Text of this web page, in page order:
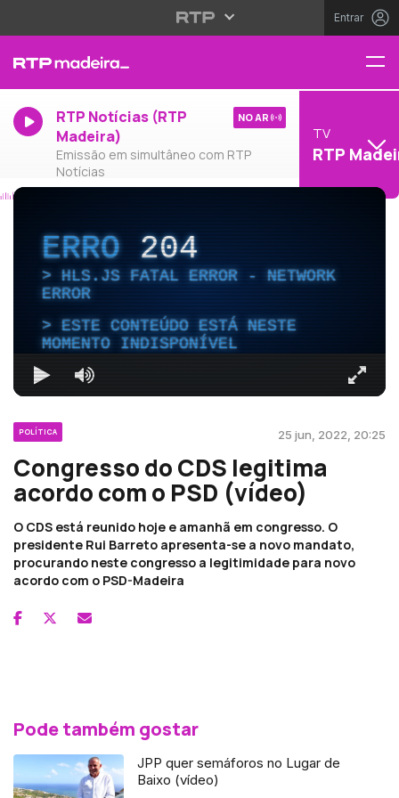
Entrar
RTP Notícias (RTP
Madeira)
Emissão em simultâneo com RTP
Notícias
NO AR
TV
RTP
ERRO204
HLS.JS FATAL ERROR - NETWORK
ERROR
ESTE CONTEÚDO ESTÁ NESTE
MOMENTO INDISPONÍVEL
POLÍTICA 25 jun, 2022, 20:25
Congresso do CDS legitima
acordo com o PSD (vídeo)
O CDS está reunido hoje e amanhã em congresso. O
presidente Rui Barreto apresenta-se a novo mandato,
procurando neste congresso a legitimidade para novo
acordo com o PSD-Madeira
Pode também gostar
JPP quer semáforos no Lugar de
Baixo (vídeo)